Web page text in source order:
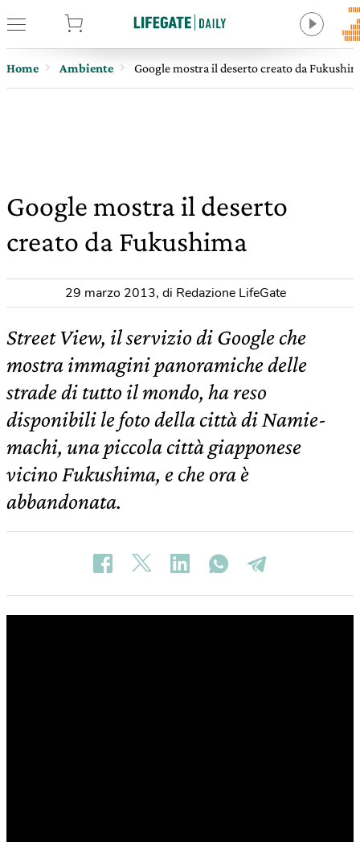
Home Ambiente Google mostra il deserto creato da
Google mostra il deserto
creato da Fukushima
29 marzo 2013, di Redazione LifeGate
Street View, il servizio di Google che
mostra immagini panoramiche delle
strade di tutto il mondo, ha reso
disponibili le foto della città di Namie-
machi, una piccola città giapponese
vicino Fukushima, e che ora è
abbandonata.